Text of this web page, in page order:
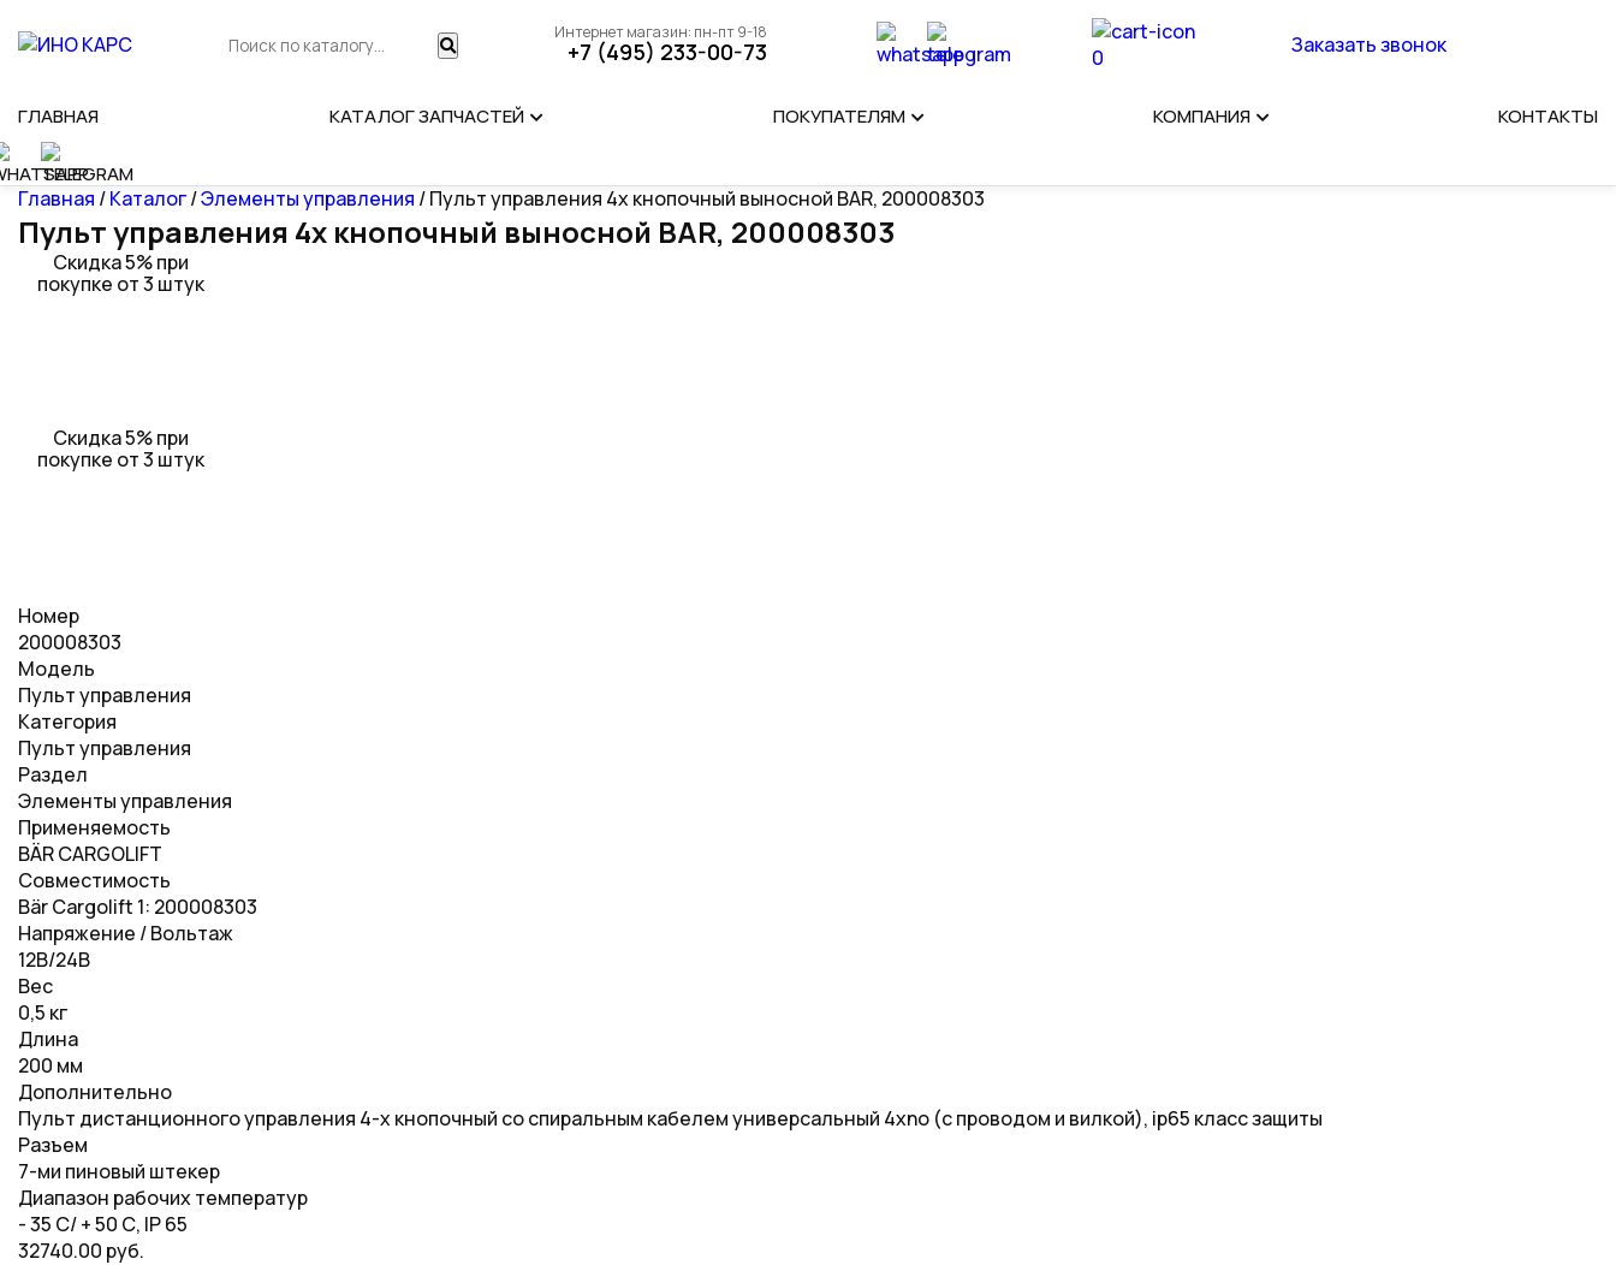
Интернет магазин: пн-пт 9-18
+7 (495) 233-00-73 0 Заказать звонок
ГЛАВНАЯ КАТАЛОГ ЗАПЧАСТЕЙ ПОКУПАТЕЛЯМ КОМПАНИЯ КОНТАКТЫ
Главная /Каталог/Элементы управления / Пульт управления 4х кнопочный выносной BAR, 200008303
Пульт управления 4х кнопочный выносной BAR, 200008303
Скидка 5% при
покупке от 3 штук
Скидка 5% при
покупке от 3 штук
Номер
200008303
Модель
Пульт управления
Категория
Пульт управления
Раздел
Элементы управления
Применяемость
BÄR CARGOLIFT
Совместимость
Bär Cargolift 1: 200008303
Напряжение / Вольтаж
12В/24В
Вес
0,5 кг
Длина
200 мм
Дополнительно
Пульт дистанционного управления 4-х кнопочный со спиральным кабелем универсальный 4xno (с проводом и вилкой), ip65 класс защиты
Разъем
7-ми пиновый штекер
Диапазон рабочих температур
- 35 С/ + 50 С, IP 65
32740.00 руб.